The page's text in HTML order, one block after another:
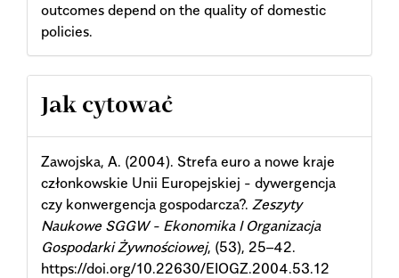
outcomes depend on the quality of domestic
policies.
Article
Details
Jak cytować
Zawojska, A. (2004). Strefa euro a nowe kraje
członkowskie Unii Europejskiej - dywergencja
czy konwergencja gospodarcza?. Zeszyty
Naukowe SGGW - Ekonomika I Organizacja
Gospodarki Żywnościowej, (53), 25–42.
https://doi.org/10.22630/EIOGZ.2004.53.12